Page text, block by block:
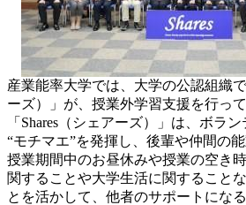
産業能率大学では、大学の公認組織
ーズ）」が、授業外学習支援を行って
「Shares（シェアーズ）」は、ボラ
“モチマエ”を発揮し、後輩や仲間の
授業期間中のお昼休みや授業の空き
関することや大学生活に関すること
とを活かして、他者のサポートにな